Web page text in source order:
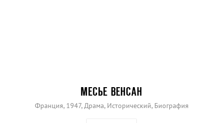
МЕСЬЕ ВЕНСАН
Франция, 1947, Драма, Исторический, Биография